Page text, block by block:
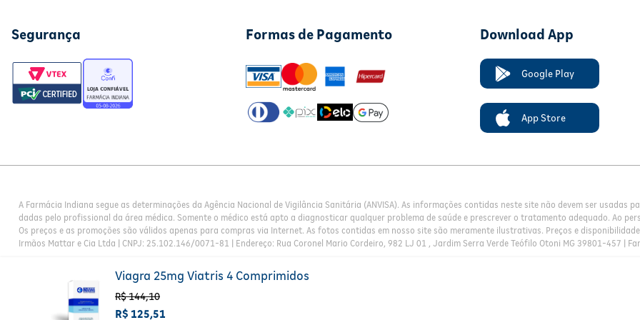
Viagra 25mg Viatris 4 Comprimidos
R$144,10
R$ 125,51
Segurança Formas de Pagamento Download App
Google Play
App Store
A Farmácia Indiana segue as determinações da Agência Nacional de Vigilância Sanitária (ANVISA). As informações contidas neste site não devem ser
dadas pelo profissional da área médica. Somente o médico está apto a diagnosticar qualquer problema de saúde e prescrever o tratamento adequado. Ao
Os preços e as promoções são válidos apenas para compras via Internet. As fotos contidas em nosso site são meramente ilustrativas. Preços e
Irmãos Mattar e Cia Ltda | CNPJ: 25.102.146/0071-81 | Endereço: Rua Coronel Mario Cordeiro, 982 LJ 01 , Jardim Serra Verde Teófilo Otoni MG 39801-457 |